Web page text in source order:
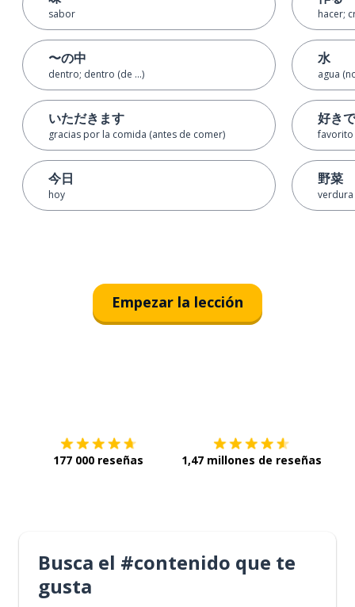
sabor
〜の中
dentro; dentro (de ...)
いただきます
gracias por la comida (antes de comer)
今日
hoy
hacer;
水
agua
好き
favorito
野菜
verdura
Empezar la lección
177 000 reseñas 1,47 millones de reseñas
Busca el #contenido que te
gusta